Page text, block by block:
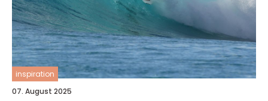
inspiration
07. August 2025